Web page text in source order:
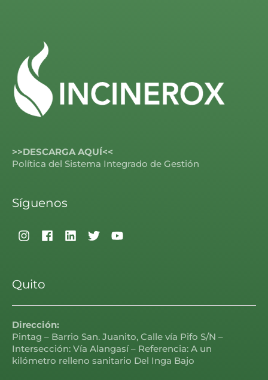
>>DESCARGA AQUÍ<<
Política del Sistema Integrado de Gestión
Síguenos
Quito
Dirección:
Pintag – Barrio San. Juanito, Calle vía Pifo S/N –
Intersección: Vía Alangasí – Referencia: A un
kilómetro relleno sanitario Del Inga Bajo